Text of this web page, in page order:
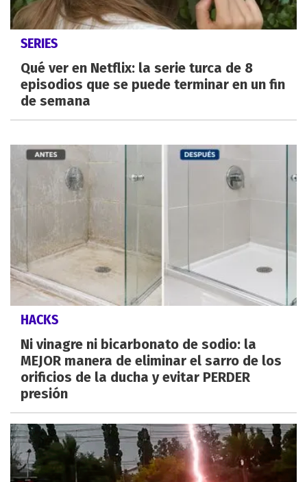
SERIES
Qué ver en Netflix: la serie turca de 8
episodios que se puede terminar en un fin
de semana
HACKS
Ni vinagre ni bicarbonato de sodio: la
MEJOR manera de eliminar el sarro de los
orificios de la ducha y evitar PERDER
presión